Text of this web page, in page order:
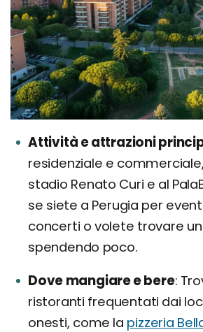
Attività e attrazioni
residenziale e
stadio Renato Curi e al
se siete a Perugia per
concerti o volete trovare
spendendo poco.
Dove mangiare e bere
ristoranti frequentati dai
onesti, come la pizzeria